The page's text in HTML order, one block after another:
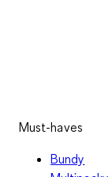
Must-haves
Bundy